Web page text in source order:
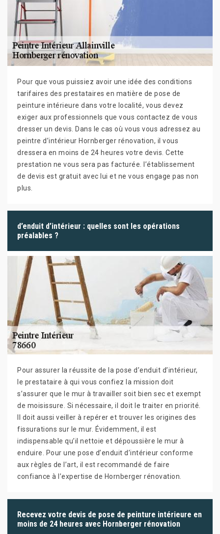
Pour que vous puissiez avoir une idée des conditions
tarifaires des prestataires en matière de pose de
peinture intérieure dans votre localité, vous devez
exiger aux professionnels que vous contactez de vous
dresser un devis. Dans le cas où vous vous adressez au
peintre d’intérieur Hornberger rénovation, il vous
dressera en moins de 24 heures votre devis. Cette
prestation ne vous sera pas facturée. l’établissement
de devis est gratuit avec lui et ne vous engage pas non
plus.
d’enduit d’intérieur : quelles sont les opérations
préalables ?
Pour assurer la réussite de la pose d’enduit d’intérieur,
le prestataire à qui vous confiez la mission doit
s’assurer que le mur à travailler soit bien sec et exempt
de moisissure. Si nécessaire, il doit le traiter en priorité.
Il doit aussi veiller à repérer et trouver les origines des
fissurations sur le mur. Évidemment, il est
indispensable qu’il nettoie et dépoussière le mur à
enduire. Pour une pose d’enduit d’intérieur conforme
aux règles de l’art, il est recommandé de faire
confiance à l’expertise de Hornberger rénovation.
Recevez votre devis de pose de peinture intérieure en
moins de 24 heures avec Hornberger rénovation